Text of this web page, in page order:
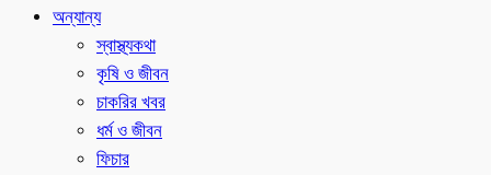
অন্যান্য
স্বাস্থ্যকথা
কৃষি ও জীবন
চাকরির খবর
ধর্ম ও জীবন
ফিচার